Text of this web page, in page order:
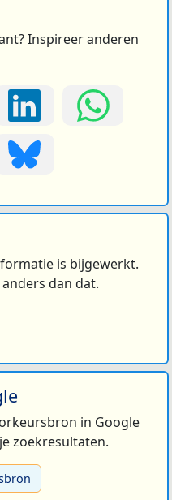
Inspireer anderen
is bijgewerkt.
dan dat.
in Google
zoekresultaten.